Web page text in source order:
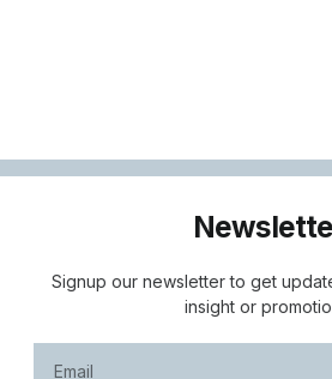
Signup our newsletter to get
insight or